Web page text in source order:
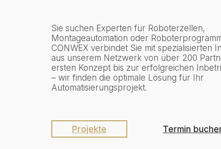
Sie suchen Experten für Roboterzellen,
Montageautomation oder
CONWEX verbindet Sie mit spezialisierten
aus unserem Netzwerk von über 200
ersten Konzept bis zur erfolgreichen
– wir finden die optimale Lösung für Ihr
Automatisierungsprojekt.
Projekte Termin